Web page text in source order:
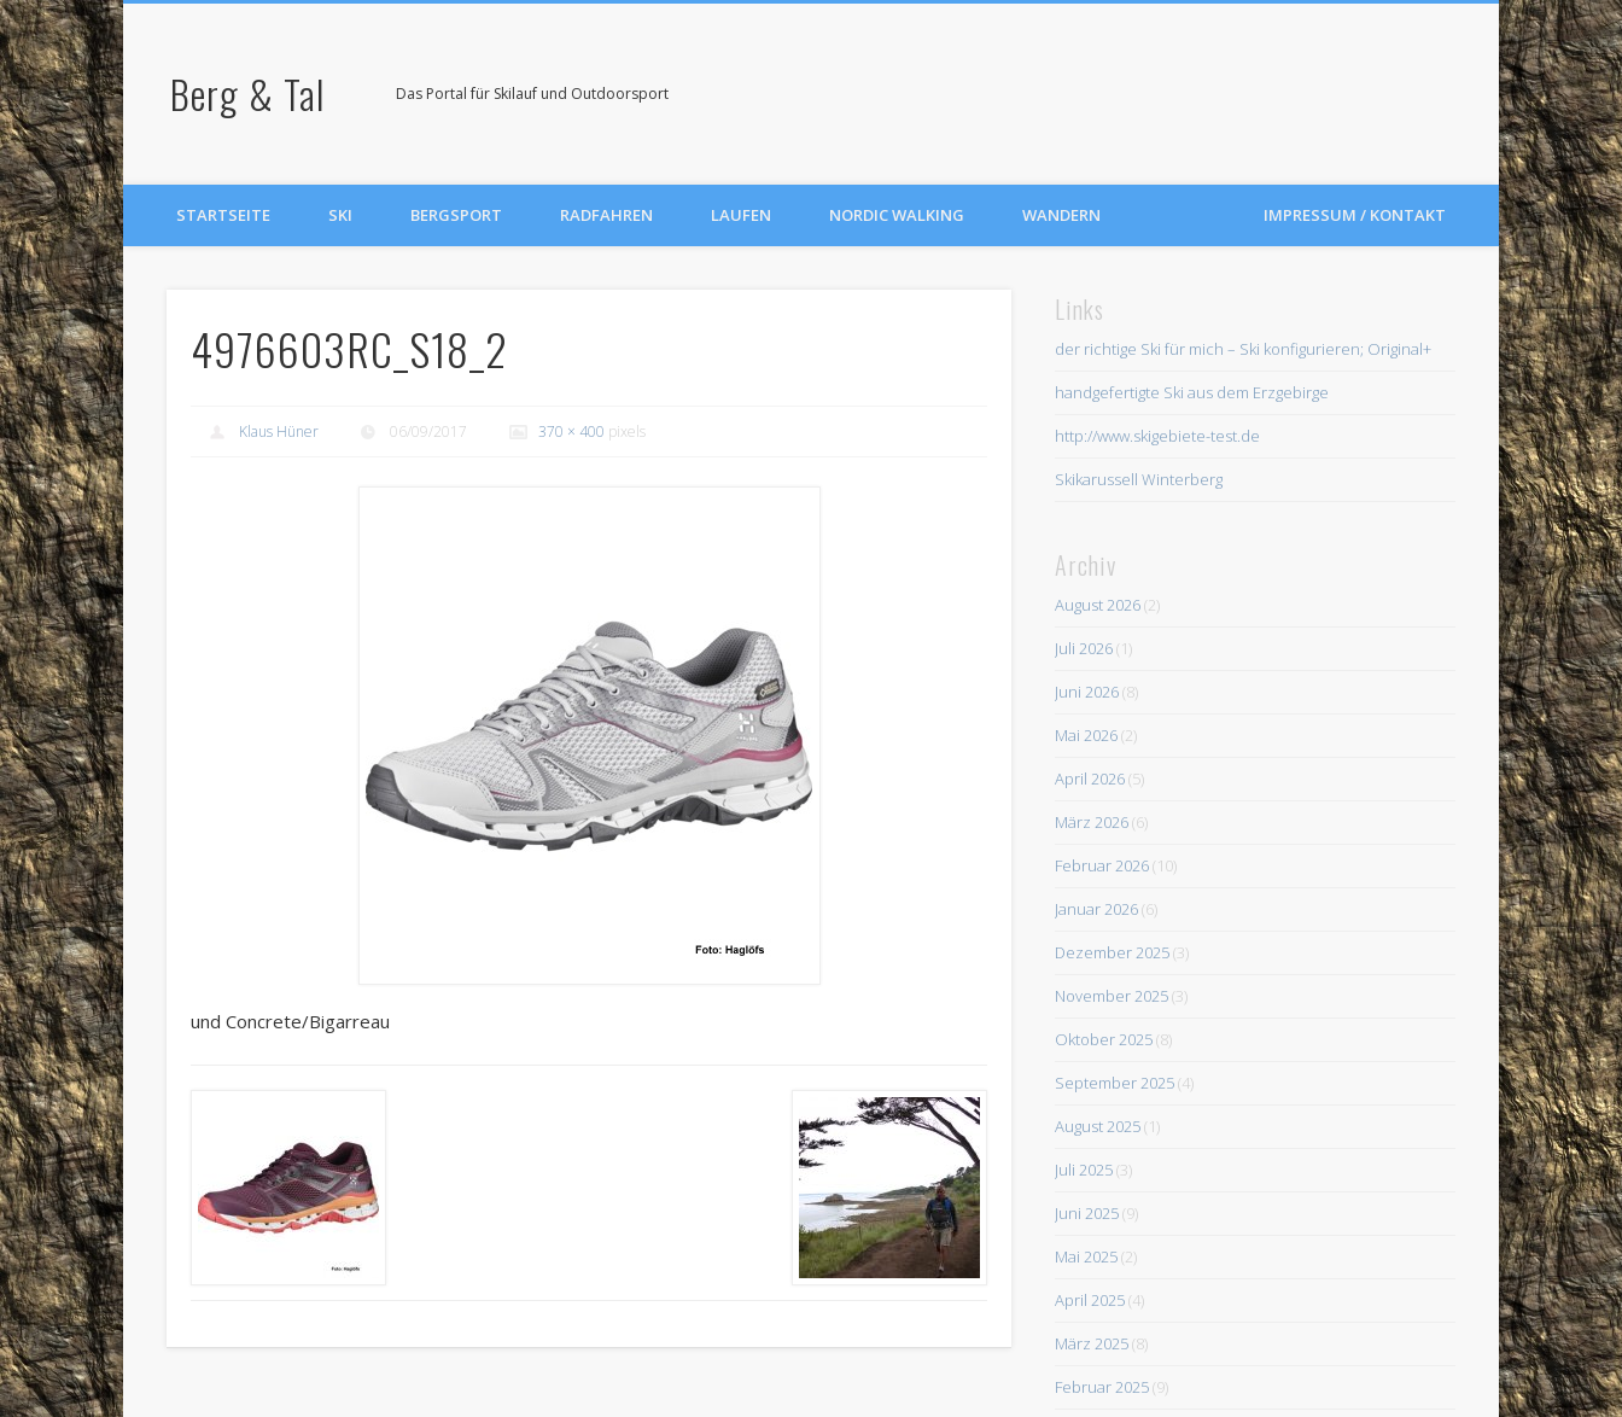
Berg & Tal Das Portal für Skilauf und Outdoorsport
STARTSEITE SKI BERGSPORT RADFAHREN IMPRESSUM / KONTAKT
LAUFEN NORDIC WALKING WANDERN
4976603RC_S18_2
Klaus Hüner 06/09/2017 370 × 400 pixels
und Concrete/Bigarreau
Links
der richtige Ski für mich – Ski konfigurieren; Original+
handgefertigte Ski aus dem Erzgebirge
http://www.skigebiete-test.de
Skikarussell Winterberg
Archiv
August 2026(2)
Juli 2026(1)
Juni 2026(8)
Mai 2026(2)
April 2026(5)
März 2026(6)
Februar 2026(10)
Januar 2026(6)
Dezember 2025(3)
November 2025(3)
Oktober 2025(8)
September 2025(4)
August 2025(1)
Juli 2025(3)
Juni 2025(9)
Mai 2025(2)
April 2025(4)
März 2025(8)
Februar 2025(9)